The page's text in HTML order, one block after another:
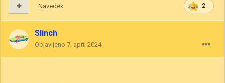
2
Navedek
Slinch
Objavljeno 7. april 2024